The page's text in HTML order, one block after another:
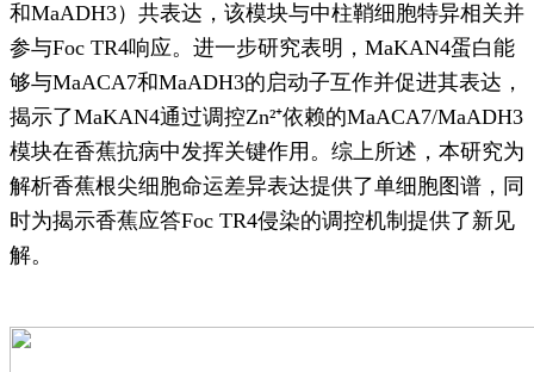
和MaADH3）共表达，该模块与中柱鞘细胞特异相关并
参与Foc TR4响应。进一步研究表明，MaKAN4蛋白能
够与MaACA7和MaADH3的启动子互作并促进其表达，
揭示了MaKAN4通过调控Zn²⁺依赖的MaACA7/MaADH3
模块在香蕉抗病中发挥关键作用。综上所述，本研究为
解析香蕉根尖细胞命运差异表达提供了单细胞图谱，同
时为揭示香蕉应答Foc TR4侵染的调控机制提供了新见
解。